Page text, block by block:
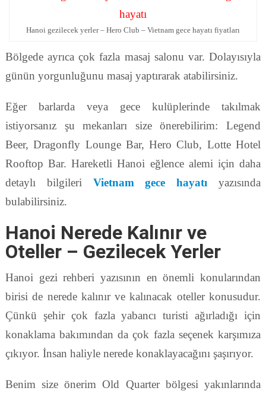
Hanoi gezilecek yerler – Hero Club – Vietnam gece hayatı fiyatları
Bölgede ayrıca çok fazla masaj salonu var. Dolayısıyla
günün yorgunluğunu masaj yaptırarak atabilirsiniz.
Eğer barlarda veya gece kulüplerinde takılmak
istiyorsanız şu mekanları size önerebilirim: Legend
Beer, Dragonfly Lounge Bar, Hero Club, Lotte Hotel
Rooftop Bar. Hareketli Hanoi eğlence alemi için daha
detaylı bilgileri Vietnam gece hayatı yazısında
bulabilirsiniz.
Hanoi Nerede Kalınır ve
Oteller – Gezilecek Yerler
Hanoi gezi rehberi yazısının en önemli konularından
birisi de nerede kalınır ve kalınacak oteller konusudur.
Çünkü şehir çok fazla yabancı turisti ağırladığı için
konaklama bakımından da çok fazla seçenek karşımıza
çıkıyor. İnsan haliyle nerede konaklayacağını şaşırıyor.
Benim size önerim Old Quarter bölgesi yakınlarında